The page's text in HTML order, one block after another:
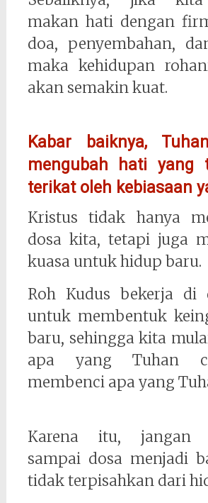
makan hati dengan
doa, penyembahan,
maka kehidupan
akan semakin kuat.
Kabar baiknya,
mengubah hati yang
terikat oleh kebiasaan
Kristus tidak hanya
dosa kita, tetapi juga
kuasa untuk hidup baru.
Roh Kudus bekerja di
untuk membentuk
baru, sehingga kita
apa yang Tuhan
membenci apa yang
Karena itu, jangan
sampai dosa menjadi
tidak terpisahkan dari